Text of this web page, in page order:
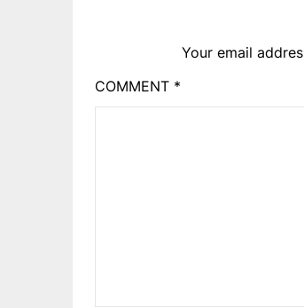
Your email
COMMENT *